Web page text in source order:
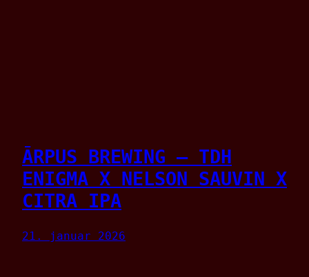
ĀRPUS BREWING – TDH
ENIGMA X NELSON SAUVIN X
CITRA IPA
21. januar 2026